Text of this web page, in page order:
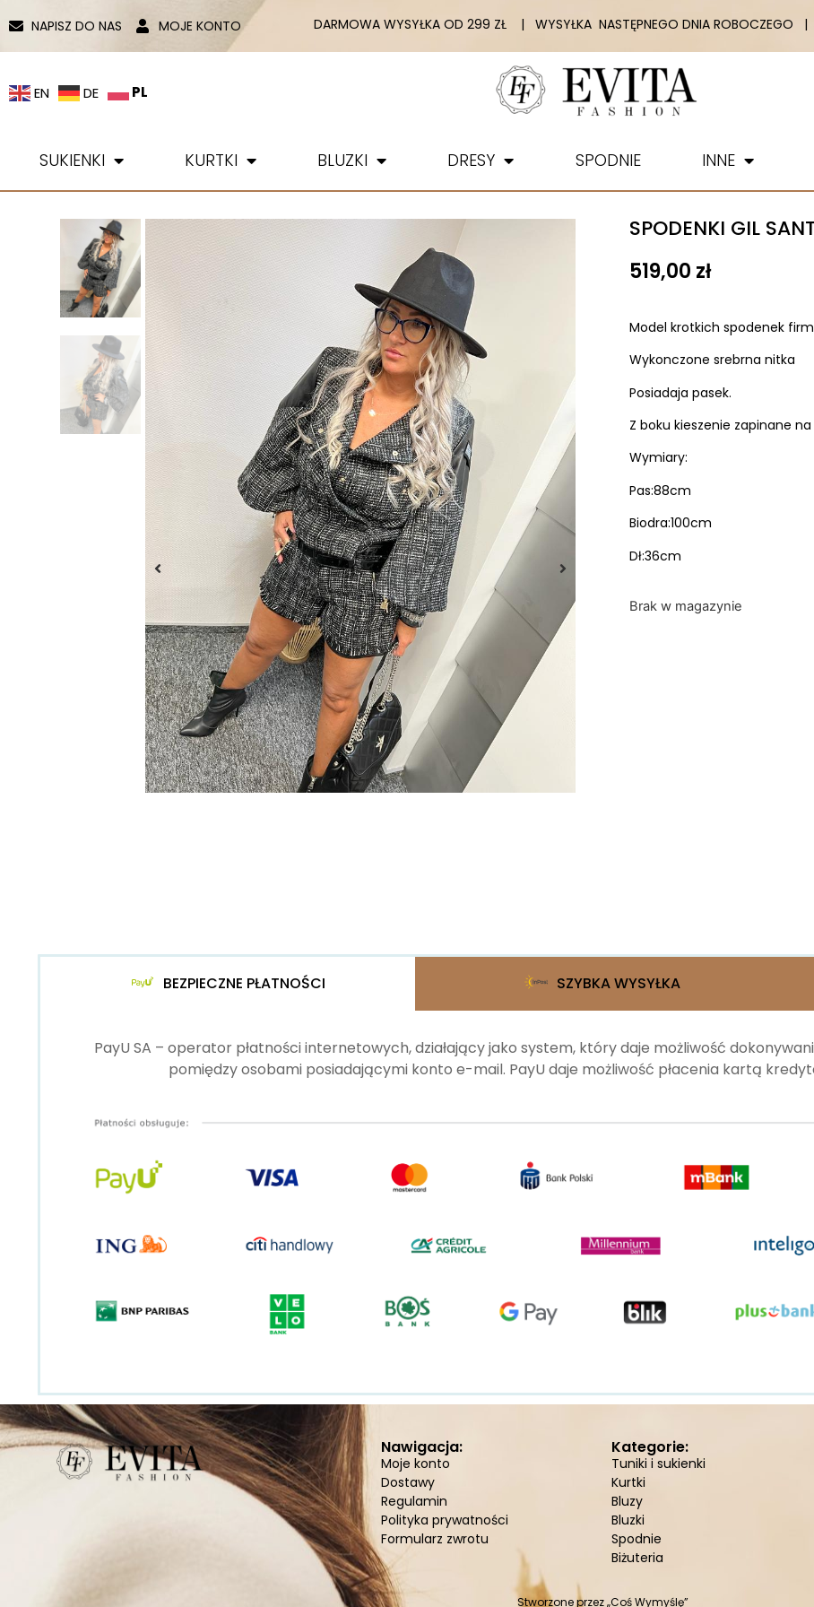
NAPISZ DO NAS MOJE KONTO DARMOWA WYSYŁKA OD 299 ZŁ | WYSYŁKA NASTĘPNEGO DNIA ROBOCZEGO |
EN DE PL
SUKIENKI KURTKI BLUZKI DRESY SPODNIE INNE
SPODENKI GIL
519,00 zł
Model krotkich spodenek
Wykonczone srebrna nitka
Posiadaja pasek.
Z boku kieszenie zapinane
Wymiary:
Pas:88cm
Biodra:100cm
Dł:36cm
Brak w magazynie
BEZPIECZNE PŁATNOŚCI SZYBKA WYSYŁKA
PayU SA – operator płatności internetowych, działający jako system, który daje możliwość
pomiędzy osobami posiadającymi konto e-mail. PayU daje możliwość płacenia kartą
Nawigacja:
Moje konto
Dostawy
Regulamin
Polityka prywatności
Formularz zwrotu
Kategorie:
Tuniki i sukienki
Kurtki
Bluzy
Bluzki
Spodnie
Biżuteria
Stworzone przez„Coś Wymyślę”